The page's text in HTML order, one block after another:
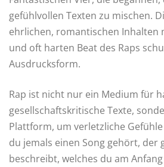
gefühlvollen Texten zu mischen.
ehrlichen, romantischen Inhalten
und oft harten Beat des Raps
Ausdrucksform.
Rap ist nicht nur ein Medium für
gesellschaftskritische Texte,
Plattform, um verletzliche
du jemals einen Song gehört, der
beschreibt, welches du am